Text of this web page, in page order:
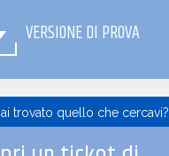
VERSIONE DI PROVA
trovato quello che cercavi?